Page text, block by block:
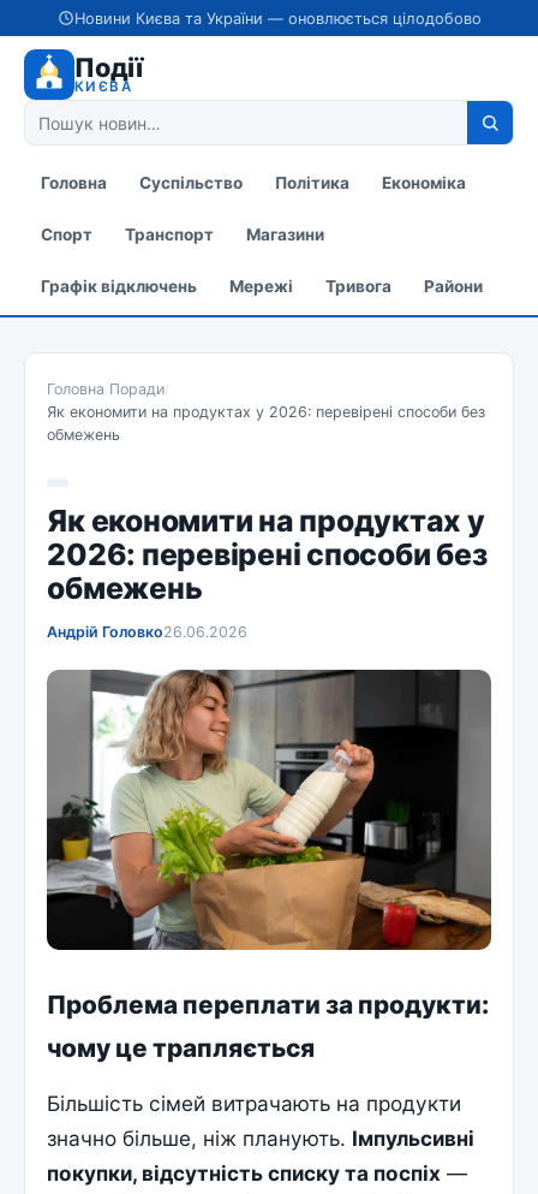
Новини Києва та України — оновлюється цілодобово
Події
КИЄВА
Головна Суспільство Політика Економіка
Спорт Транспорт Магазини
Графік відключень Мережі Тривога Райони
Головна/Поради/
Як економити на продуктах у 2026: перевірені способи без
обмежень
Як економити на продуктах у
2026: перевірені способи без
обмежень
Андрій Головко26.06.2026
Проблема переплати за продукти:
чому це трапляється
Більшість сімей витрачають на продукти
значно більше, ніж планують. Імпульсивні
покупки, відсутність списку та поспіх —